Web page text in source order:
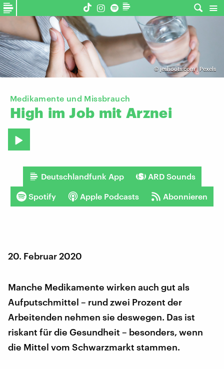
© jeshoots.com | Pexels
Medikamente und Missbrauch
High im Job mit Arznei
Deutschlandfunk App ARD Sounds
Spotify Apple Podcasts Abonnieren
20. Februar 2020
Manche Medikamente wirken auch gut als
Aufputschmittel – rund zwei Prozent der
Arbeitenden nehmen sie deswegen. Das ist
riskant für die Gesundheit – besonders, wenn
die Mittel vom Schwarzmarkt stammen.